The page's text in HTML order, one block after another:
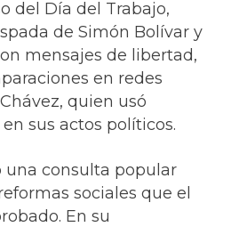
del Día del Trabajo,
de Simón Bolívar y
mensajes de libertad,
en redes
quien usó
sus actos políticos.
una consulta popular
sociales que el
En su